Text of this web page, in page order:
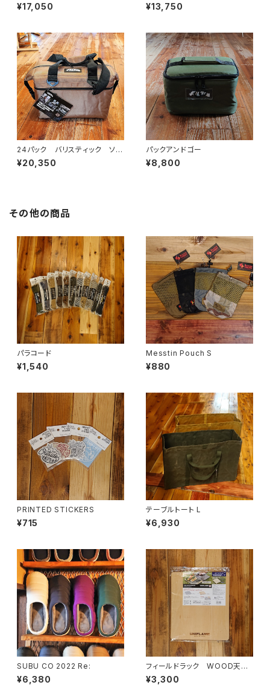
¥17,050 ラー
¥13,750
24パック バリスティック ソフ
トクーラー
¥20,350
パックアンドゴー
¥8,800
その他の商品
パラコード
¥1,540
Messtin Pouch S
¥880
PRINTED STICKERS
¥715
テーブルトート L
¥6,930
SUBU CO 2022 Re:
¥6,380
フィールドラック WOOD天
板 ハーフ
¥3,300